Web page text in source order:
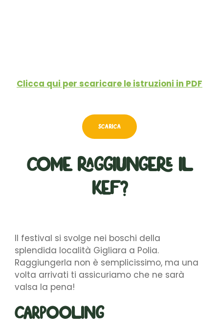
Clicca qui per scaricare le istruzioni in PDF
SCARICA
Come raggiungere il
KEF?
Il festival si svolge nei boschi della
splendida località Gigliara a Polia.
Raggiungerla non è semplicissimo, ma una
volta arrivati ti assicuriamo che ne sarà
valsa la pena!
CARPOOLING